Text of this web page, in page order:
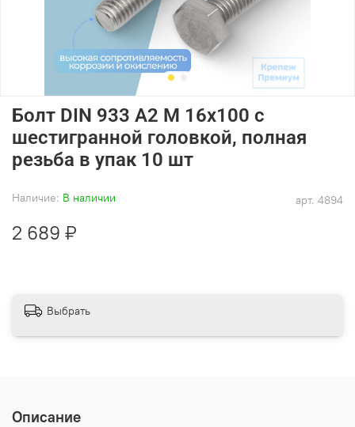
арт. 4894
Наличие: В наличии
Болт DIN 933 А2 M 16х100 с
шестигранной головкой, полная
резьба в упак 10 шт
2 689 ₽
Выбрать
Описание